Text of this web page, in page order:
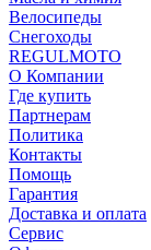
Велосипеды
Снегоходы
REGULMOTO
О Компании
Где купить
Партнерам
Политика
Контакты
Помощь
Гарантия
Доставка и оплата
Сервис